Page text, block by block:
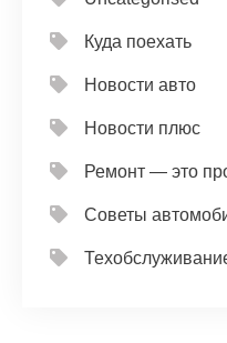
Куда поехать
Новости авто
Новости плюс
Ремонт — это
Советы